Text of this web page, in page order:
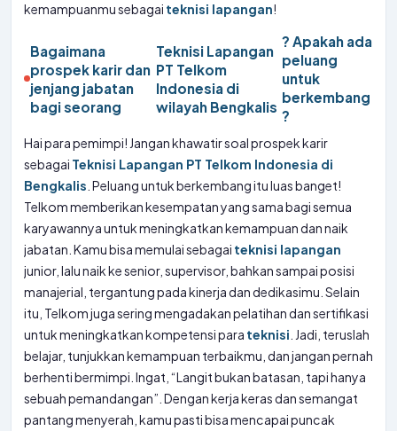
kemampuanmu sebagai teknisi lapangan!
Bagaimana
prospek karir dan
jenjang jabatan
bagi seorang
Teknisi Lapangan
PT Telkom
Indonesia di
wilayah Bengkalis
? Apakah ada
peluang
untuk
berkembang
?
Hai para pemimpi! Jangan khawatir soal prospek karir
sebagai Teknisi Lapangan PT Telkom Indonesia di
Bengkalis . Peluang untuk berkembang itu luas banget!
Telkom memberikan kesempatan yang sama bagi semua
karyawannya untuk meningkatkan kemampuan dan naik
jabatan. Kamu bisa memulai sebagai teknisi lapangan
junior, lalu naik ke senior, supervisor, bahkan sampai posisi
manajerial, tergantung pada kinerja dan dedikasimu. Selain
itu, Telkom juga sering mengadakan pelatihan dan sertifikasi
untuk meningkatkan kompetensi para teknisi . Jadi, teruslah
belajar, tunjukkan kemampuan terbaikmu, dan jangan pernah
berhenti bermimpi. Ingat, “Langit bukan batasan, tapi hanya
sebuah pemandangan”. Dengan kerja keras dan semangat
pantang menyerah, kamu pasti bisa mencapai puncak